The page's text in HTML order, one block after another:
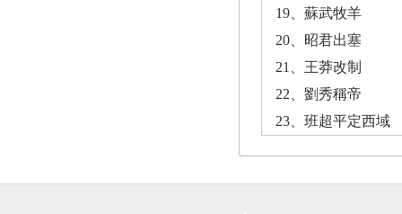
19、蘇武牧羊
20、昭君出塞
21、王莽改制
22、劉秀稱帝
23、班超平定西域